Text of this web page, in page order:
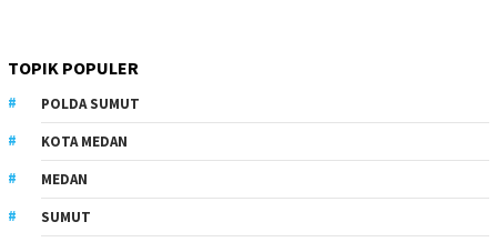
TOPIK POPULER
POLDA SUMUT
KOTA MEDAN
MEDAN
SUMUT